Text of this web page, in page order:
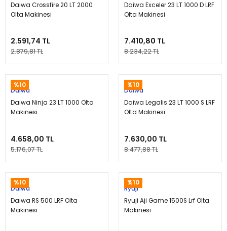
Daiwa Crossfire 20 LT 2000
Olta Makinesi
2.591,74 TL
2.879,81 TL
Daiwa Exceler 23 LT 1000 D LRF
Olta Makinesi
7.410,80 TL
8.234,22 TL
%10
Daiwa
Daiwa Ninja 23 LT 1000 Olta
Makinesi
4.658,00 TL
5.176,07 TL
%10
Daiwa
Daiwa Legalis 23 LT 1000 S LRF
Olta Makinesi
7.630,00 TL
8.477,88 TL
%10
Daiwa
Daiwa RS 500 LRF Olta
Makinesi
%10
Ryuji
Ryuji Aji Game 1500S Lrf Olta
Makinesi